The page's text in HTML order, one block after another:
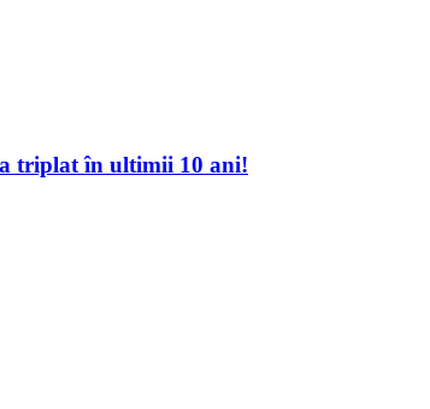
triplat în ultimii 10 ani!